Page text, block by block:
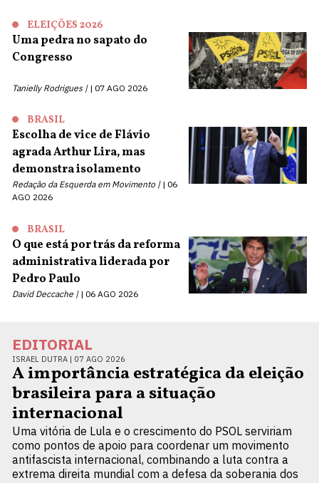
ELEIÇÕES 2026
Uma pedra no sapato do
Congresso
Tanielly Rodrigues | 07 AGO 2026
BRASIL
Escolha de vice de Flávio
agrada Arthur Lira, mas
demonstra isolamento
Redação da Esquerda em Movimento |
06
AGO 2026
BRASIL
O que está por trás da reforma
administrativa liderada por
Pedro Paulo
David Deccache | 06 AGO 2026
EDITORIAL
ISRAEL DUTRA | 07 AGO 2026
A importância estratégica da eleição
brasileira para a situação
internacional
Uma vitória de Lula e o crescimento do PSOL serviriam
como pontos de apoio para coordenar um movimento
antifascista internacional, combinando a luta contra a
extrema direita mundial com a defesa da soberania dos